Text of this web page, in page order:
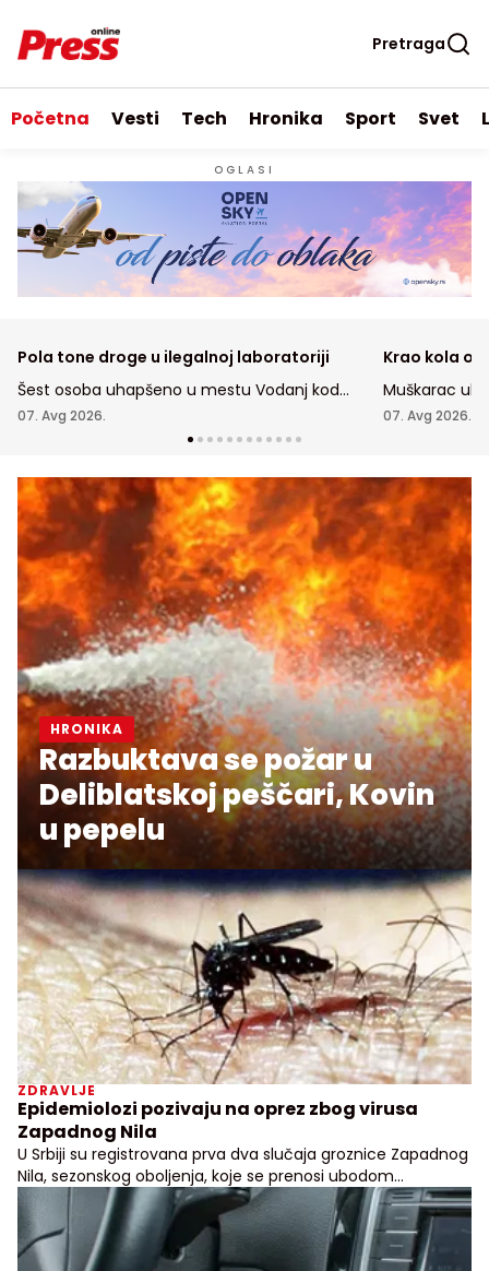
Pretraga
Početna Vesti Tech Hronika Sport Svet
OGLASI
Pola tone droge u ilegalnoj laboratoriji
Šest osoba uhapšeno u mestu Vodanj kod
Smedereva, gde je droga pronađena
07. Avg 2026.
Krao kola
Muškarac
Staroj Pazovi
07. Avg 2026.
HRONIKA
Razbuktava se požar u
Deliblatskoj peščari, Kovin
u pepelu
ZDRAVLJE
Epidemiolozi pozivaju na oprez zbog virusa
Zapadnog Nila
U Srbiji su registrovana prva dva slučaja groznice Zapadnog
Nila, sezonskog oboljenja, koje se prenosi ubodom
zaraženog komarca